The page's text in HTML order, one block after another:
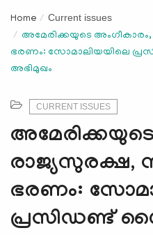
g
l
e
N
g
a
i
o
n
Home Current issues
അമേരിക്കയുടെ
ഭരണം: സോമാലിയയിലെ
അഭിമുഖം
CURRENT ISSUES
രാജ്യസുരക്ഷ,
ഭരണം:
പ്രസിഡണ്ട്